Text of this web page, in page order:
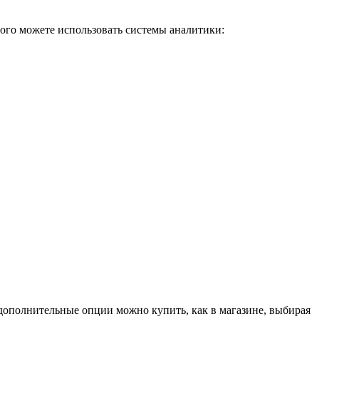
можете использовать системы аналитики:
опции можно купить, как в магазине, выбирая